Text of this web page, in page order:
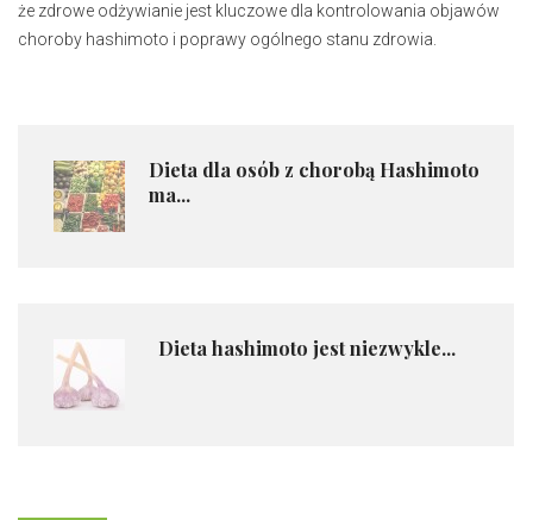
że zdrowe odżywianie jest kluczowe dla kontrolowania objawów
choroby hashimoto i poprawy ogólnego stanu zdrowia.
Dieta dla osób z chorobą Hashimoto
ma...
Dieta hashimoto jest niezwykle...